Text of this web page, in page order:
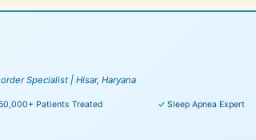
Specialist | Hisar, Haryana
50,000+ Patients Treated ✓Sleep Apnea Expert